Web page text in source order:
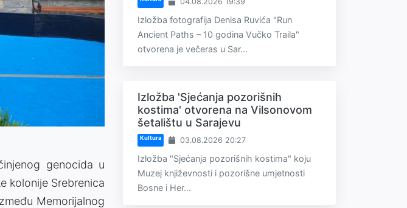
genocida u
kolonije Srebrenica
Memorijalnog
Izložba fotografija Denisa Ruvića "Run
Ancient Paths – 10 godina Vučko Traila"
otvorena je večeras u Sar...
Izložba 'Sjećanja pozorišnih
kostima' otvorena na Vilsonovom
šetalištu u Sarajevu
Kultura 03.08.2026 20:27
Izložba "Sjećanja pozorišnih kostima" koju
Muzej književnosti i pozorišne umjetnosti
Bosne i Her...